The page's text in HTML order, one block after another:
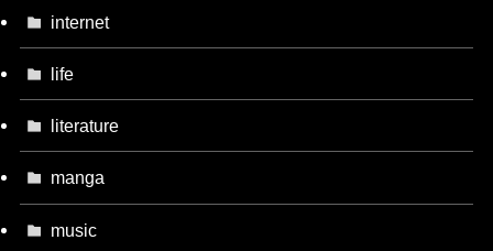
internet
life
literature
manga
music